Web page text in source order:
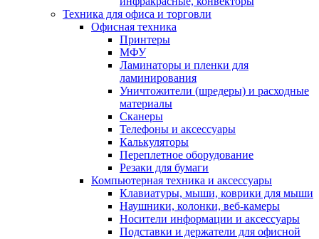
Техника для офиса и торговли
Офисная техника
Принтеры
МФУ
Ламинаторы и пленки для
ламинирования
Уничтожители (шредеры) и расходные
материалы
Сканеры
Телефоны и аксессуары
Калькуляторы
Переплетное оборудование
Резаки для бумаги
Компьютерная техника и аксессуары
Клавиатуры, мыши, коврики для мыши
Наушники, колонки, веб-камеры
Носители информации и аксессуары
Подставки и держатели для офисной